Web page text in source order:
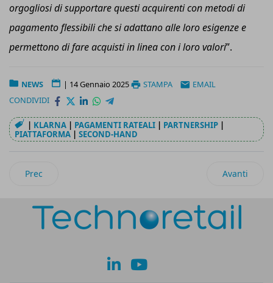
orgogliosidi supportare questi acquirenti con metodi di
pagamento flessibili che si adattano alle loro esigenze e
permettono di fare acquisti in linea con i loro valori”.
NEWS | 14 Gennaio 2025 STAMPA
EMAIL
CONDIVIDI
| KLARNA | PAGAMENTI RATEALI | PARTNERSHIP |
PIATTAFORMA | SECOND-HAND
Articolo precedente: Lo storico chiosco milanese Giannasi
Prec Articolo
Avanti
lk yt